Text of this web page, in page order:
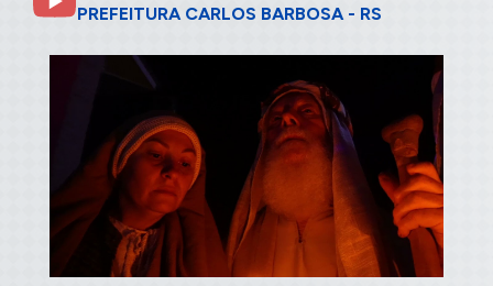
PREFEITURA CARLOS BARBOSA - RS